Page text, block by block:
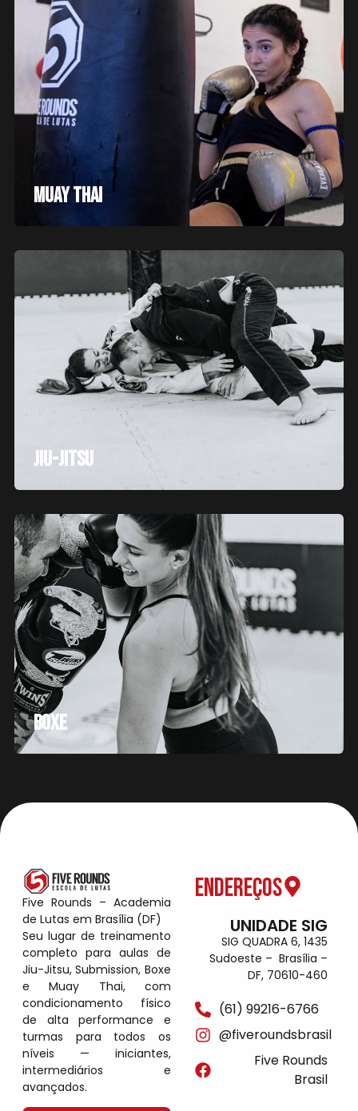
MUAY THAI
Jiu-jitsu
Boxe
Five Rounds – Academia
de Lutas em Brasília (DF)
Seu lugar de treinamento
completo para aulas de
Jiu-Jitsu, Submission, Boxe
e Muay Thai, com
condicionamento físico
de alta performance e
turmas para todos os
níveis — iniciantes,
intermediários e
avançados.
Endereços
UNIDADE SIG
SIG QUADRA 6, 1435
Sudoeste – Brasília –
DF, 70610-460
(61) 99216-6766
@fiveroundsbrasil
Five Rounds
Brasil